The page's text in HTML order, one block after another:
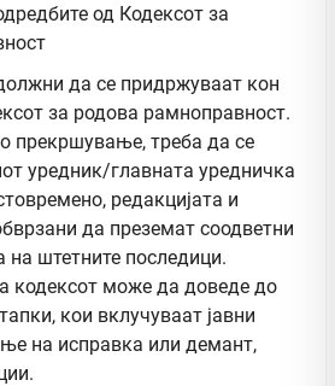
од Кодексот за
да се придржуваат кон
за родова рамноправност.
прекршување, треба да се
уредник/главната уредничка
редакцијата и
да преземат соодветни
на штетните последици.
кодексот може да доведе до
кои вклучуваат јавни
на исправка или демант,